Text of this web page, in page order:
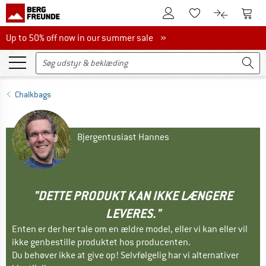
Til kundekontoenTil huskesedlen.
Til Til
Up to 50% off now in our summer sale
Up to 50% off now in our summer sale »
Chalkbags
Bjergentusiast Hannes
"DETTE PRODUKT KAN IKKE LÆNGERE
LEVERES."
Enten er der her tale om en ældre model, eller vi kan eller vil
ikke genbestille produktet hos producenten.
Du behøver ikke at give op! Selvfølgelig har vi alternativer